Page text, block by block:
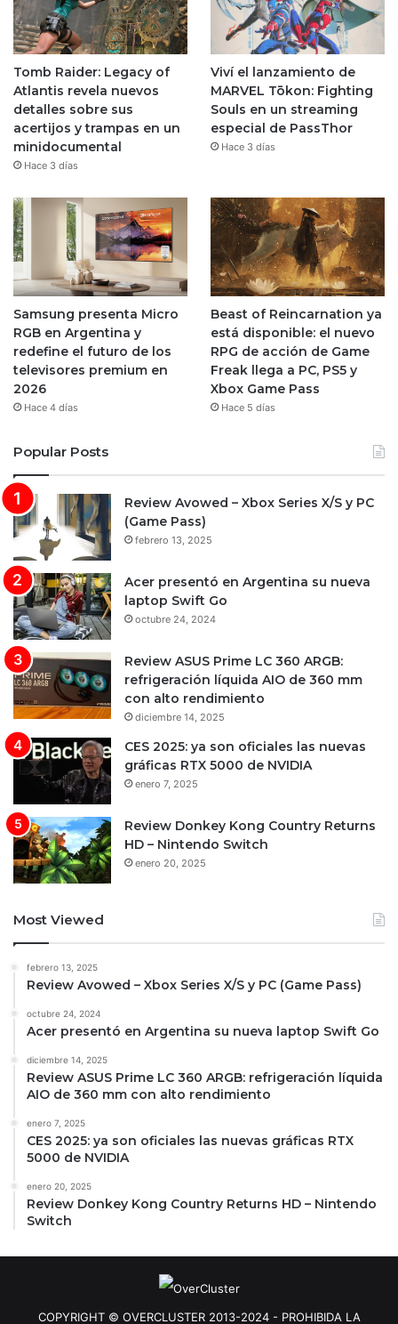
Tomb Raider: Legacy of
Atlantis revela nuevos
detalles sobre sus
acertijos y trampas en un
minidocumental
Hace 3 días
Viví el lanzamiento de
MARVEL Tōkon: Fighting
Souls en un streaming
especial de PassThor
Hace 3 días
Samsung presenta Micro
RGB en Argentina y
redefine el futuro de los
televisores premium en
2026
Hace 4 días
Beast of Reincarnation ya
está disponible: el nuevo
RPG de acción de Game
Freak llega a PC, PS5 y
Xbox Game Pass
Hace 5 días
Popular Posts
Review Avowed – Xbox Series X/S y PC
(Game Pass)
febrero 13, 2025
Acer presentó en Argentina su nueva
laptop Swift Go
octubre 24, 2024
Review ASUS Prime LC 360 ARGB:
refrigeración líquida AIO de 360 mm
con alto rendimiento
diciembre 14, 2025
CES 2025: ya son oficiales las nuevas
gráficas RTX 5000 de NVIDIA
enero 7, 2025
Review Donkey Kong Country Returns
HD – Nintendo Switch
enero 20, 2025
Most Viewed
febrero 13, 2025
Review Avowed – Xbox Series X/S y PC (Game Pass)
octubre 24, 2024
Acer presentó en Argentina su nueva laptop Swift Go
diciembre 14, 2025
Review ASUS Prime LC 360 ARGB: refrigeración líquida
AIO de 360 mm con alto rendimiento
enero 7, 2025
CES 2025: ya son oficiales las nuevas gráficas RTX
5000 de NVIDIA
enero 20, 2025
Review Donkey Kong Country Returns HD – Nintendo
Switch
COPYRIGHT © OVERCLUSTER 2013-2024 - PROHIBIDA LA